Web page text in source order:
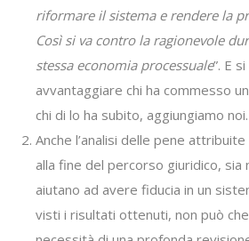
riformare il sistema e rendere la
Così si va contro la ragionevole
stessa economia processuale”. E
avvantaggiare chi ha commesso
chi di lo ha subito, aggiungiamo noi.
Anche l’analisi delle pene
alla fine del percorso giuridico, sia
aiutano ad avere fiducia in un
visti i risultati ottenuti, non può